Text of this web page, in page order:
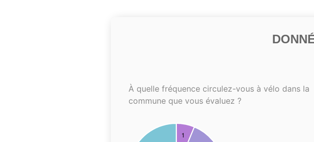
À quelle fréquence circulez-vous à vélo dans la
commune que vous évaluez ?